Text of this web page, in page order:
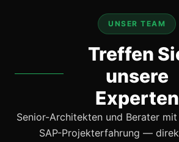
UNSER TEAM
Treffen
unsere
Experten
Senior-Architekten und Berater
SAP-Projekterfahrung —